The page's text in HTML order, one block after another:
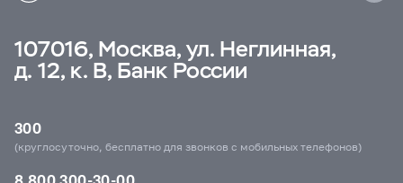
107016, Москва, ул. Неглинная,
д. 12, к. В, Банк России
300
(круглосуточно, бесплатно для звонков с мобильных телефонов)